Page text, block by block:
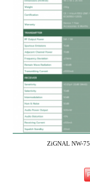
ZiGNAL NW-